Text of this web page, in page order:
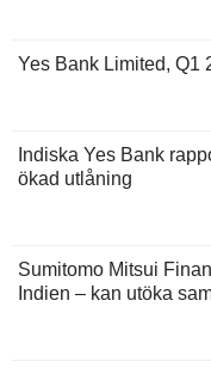
Yes Bank Limited, Q1
Indiska Yes Bank
ökad utlåning
Sumitomo Mitsui
Indien – kan utöka